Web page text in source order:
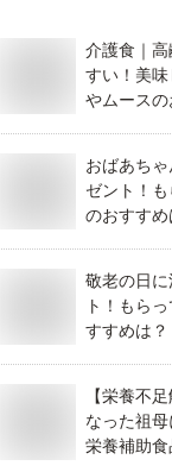
介護食｜
すい！美
やムースの
おばあち
ゼント！
のおすすめ
敬老の日
ト！もら
すすめは？
【栄養不
なった祖
栄養補助食